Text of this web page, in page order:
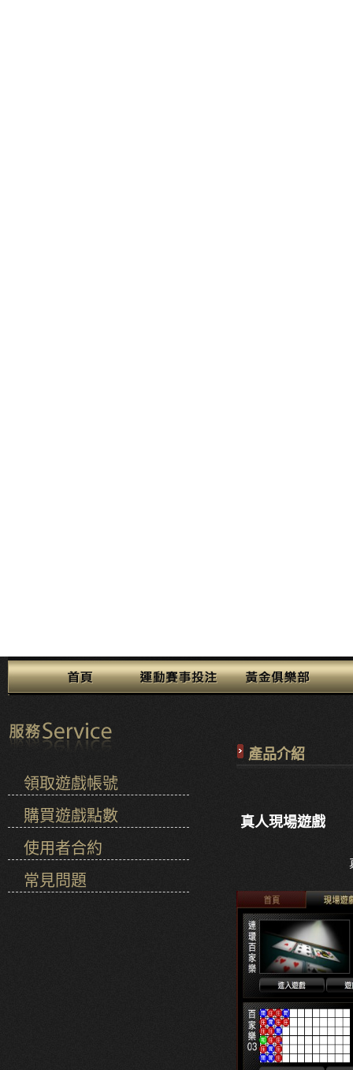
領取遊戲帳號
購買遊戲點數
使用者合約
常見問題
產品介紹
真人現場遊戲